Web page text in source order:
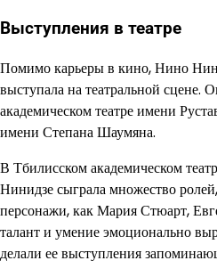
Выступления в театре
Помимо карьеры в кино, Нино
выступала на театральной сцене.
академическом театре имени
имени Степана Шаумяна.
В Тбилисском академическом
Нинидзе сыграла множество
персонажи, как Мария Стюарт,
талант и умение эмоционально
делали ее выступления